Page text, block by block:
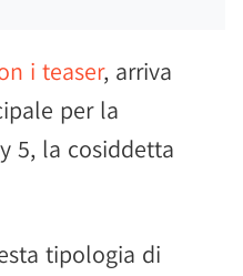
i teaser, arriva
per la
5, la cosiddetta
tipologia di